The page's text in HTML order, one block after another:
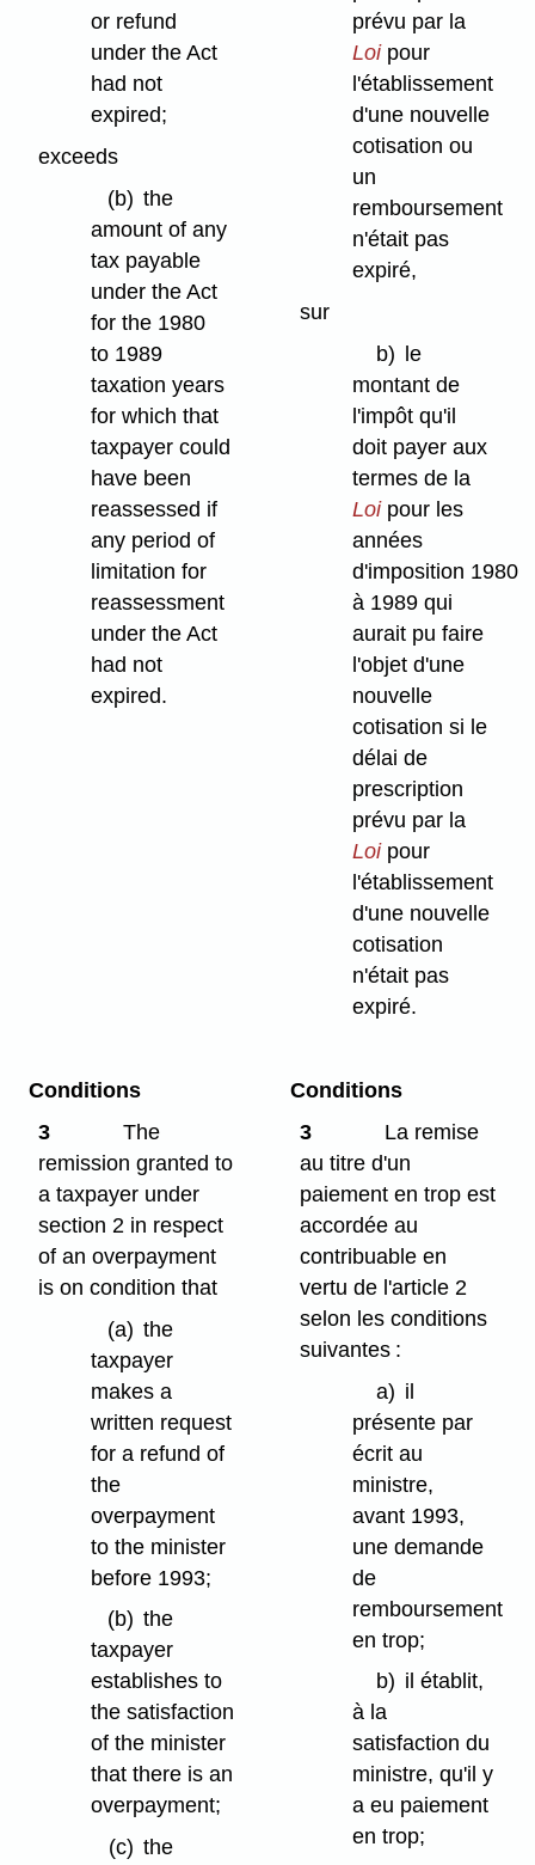
or refund
under the Act
had not
expired;
exceeds
(b) the
amount of any
tax payable
under the Act
for the 1980
to 1989
taxation years
for which that
taxpayer could
have been
reassessed if
any period of
limitation for
reassessment
under the Act
had not
expired.
prévu par la
Loipour
l'établissement
d'une nouvelle
cotisation ou
un
remboursement
n'était pas
expiré,
sur
b) le
montant de
l'impôt qu'il
doit payer aux
termes de la
Loipour les
années
d'imposition 1980
à 1989 qui
aurait pu faire
l'objet d'une
nouvelle
cotisation si le
délai de
prescription
prévu par la
Loipour
l'établissement
d'une nouvelle
cotisation
n'était pas
expiré.
Conditions
3
The
remission granted to
a taxpayer under
section 2 in respect
of an overpayment
is on condition that
(a) the
taxpayer
makes a
written request
for a refund of
the
overpayment
to the minister
before 1993;
(b) the
taxpayer
establishes to
the satisfaction
of the minister
that there is an
overpayment;
(c) the
Conditions
3
La remise
au titre d'un
paiement en trop est
accordée au
contribuable en
vertu de l'article 2
selon les conditions
suivantes :
a) il
présente par
écrit au
ministre,
avant 1993,
une demande
de
remboursement
en trop;
b) il établit,
à la
satisfaction du
ministre, qu'il y
a eu paiement
en trop;